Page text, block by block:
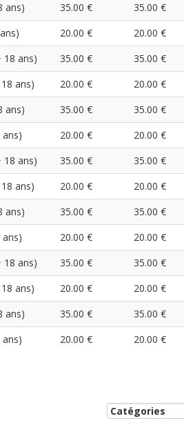
ans)
35.00 € 35.00 €
20.00 € 20.00 €
18 ans)
35.00 € 35.00 €
ans)
20.00 € 20.00 €
ans)
35.00 € 35.00 €
ans)
20.00 € 20.00 €
18 ans)
35.00 € 35.00 €
ans)
20.00 € 20.00 €
ans)
35.00 € 35.00 €
ans)
20.00 € 20.00 €
18 ans)
35.00 € 35.00 €
ans)
20.00 € 20.00 €
ans)
35.00 € 35.00 €
ans)
20.00 € 20.00 €